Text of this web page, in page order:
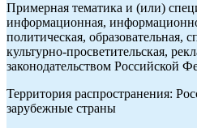
Примерная тематика и (или)
информационная,
политическая, образовательная,
культурно-просветительская,
законодательством Российской
Территория распространения:
зарубежные страны